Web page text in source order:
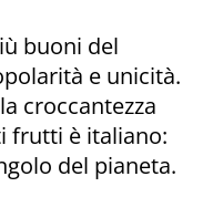
buoni del
e unicità.
croccantezza
frutti è italiano:
del pianeta.